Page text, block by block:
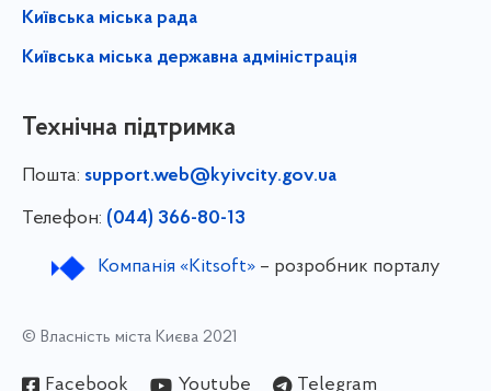
Київська міська рада
Київська міська державна адміністрація
Технічна підтримка
Пошта: support.web@kyivcity.gov.ua
Телефон: (044) 366-80-13
Компанія «Kitsoft»– розробник порталу
© Власність міста Києва 2021
Facebook Youtube Telegram